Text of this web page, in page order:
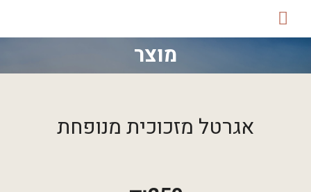
מוצר
אגרטל מזכוכית מנופחת